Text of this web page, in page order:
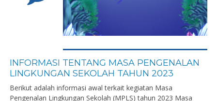
INFORMASI TENTANG MASA PENGENALAN
LINGKUNGAN SEKOLAH TAHUN 2023
Berikut adalah informasi awal terkait kegiatan Masa
Pengenalan Lingkungan Sekolah (MPLS) tahun 2023 Masa